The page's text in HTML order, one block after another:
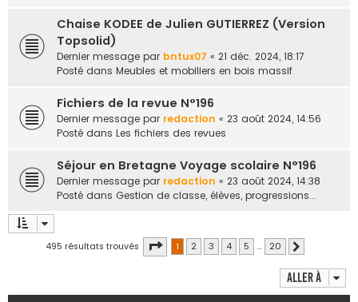
Chaise KODEE de Julien GUTIERREZ (Version
Topsolid)
Dernier message par bntux07 « 21 déc. 2024, 18:17
Posté dans Meubles et mobiliers en bois massif
Fichiers de la revue N°196
Dernier message par redaction « 23 août 2024, 14:56
Posté dans Les fichiers des revues
Séjour en Bretagne Voyage scolaire N°196
Dernier message par redaction « 23 août 2024, 14:38
Posté dans Gestion de classe, élèves, progressions...
495 résultats trouvés Page 1sur20
1 2 3 4 5 … 20
Aller à